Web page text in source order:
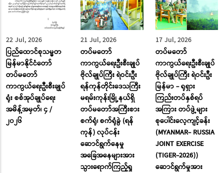
22 Jul, 2026
ပြည်ထောင်စုသမ္မတ
မြန်မာနိုင်ငံတော်
တပ်မတော်
ကာကွယ်ရေးဦးစီးချုပ်
ရုံး စစ်အုပ်ချုပ်ရေး
အမိန့်အမှတ်၊ ၄ /
၂၀၂၆
21 Jul, 2026
တပ်မတော်
ကာကွယ်ရေးဦးစီးချုပ်
ဗိုလ်ချုပ်ကြီး ရဲဝင်းဦး
ရန်ကုန်တိုင်းဒေသကြီး
မရမ်းကုန်းမြို့နယ်ရှိ
တပ်မတော်အကြီးစား
စက်ရုံ၊ စက်ရုံခွဲ (ရန်
ကုန်) လုပ်ငန်း
ဆောင်ရွက်နေမှု
အခြေအနေများအား
သွားရောက်ကြည့်ရှု
17 Jul, 2026
တပ်မတော်
ကာကွယ်ရေးဦးစီးချုပ်
ဗိုလ်ချုပ်ကြီး ရဲဝင်းဦး
မြန်မာ - ရုရှား
ကြည်းတပ်နှစ်ရပ်
အကြား တပ်ဖွဲ့များ
စုပေါင်းလေ့ကျင့်ခန်း
(MYANMAR- RUSSIA
JOINT EXERCISE
(TIGER-2026))
ဆောင်ရွက်မှုအား